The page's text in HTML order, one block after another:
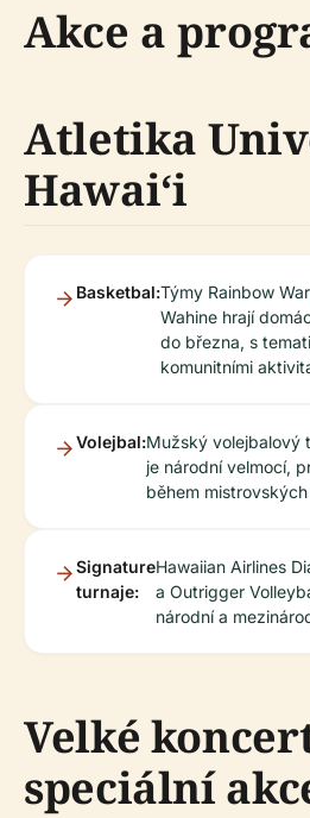
Akce a
Atletika
Hawaiʻi
Basketbal:Týmy Rainbow
Wahine hrají
do března, s
komunitními
Volejbal:Mužský volejbalový
je národní velmocí,
během
Signature
turnaje:
Hawaiian Airlines
a Outrigger
národní a
Velké
speciální